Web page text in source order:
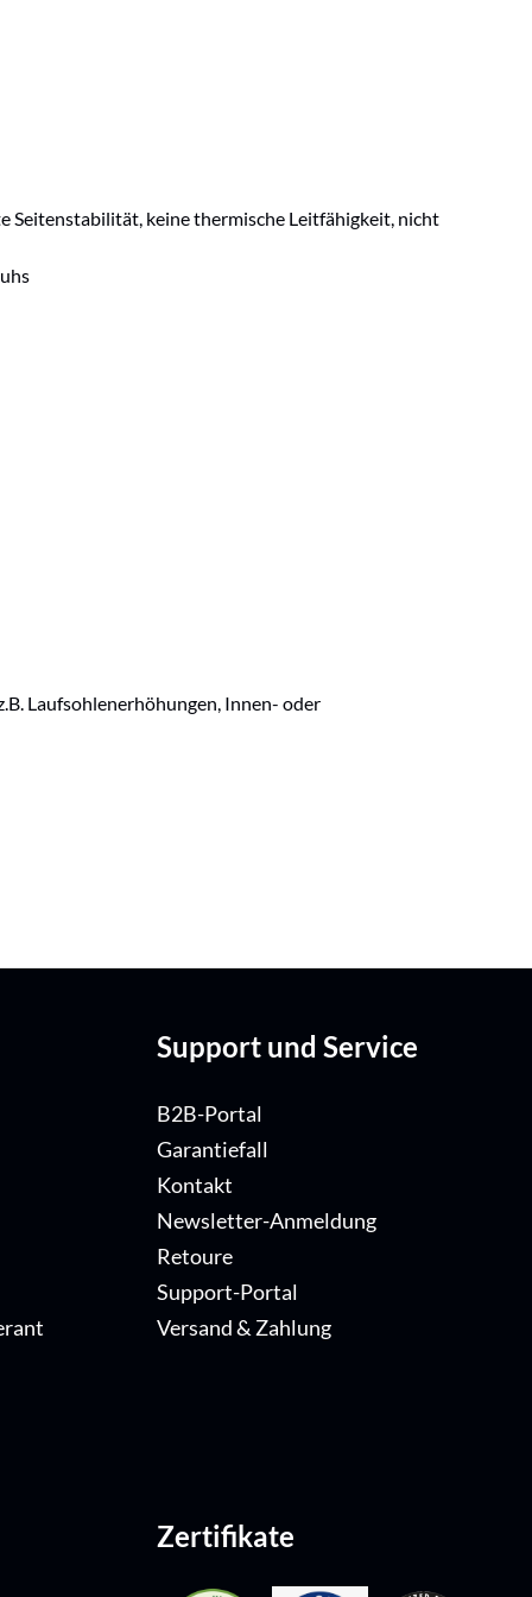
Seitenstabilität, keine thermische Leitfähigkeit, nicht
Laufsohlenerhöhungen, Innen- oder
Support und Service
B2B-Portal
Garantiefall
Kontakt
Newsletter-Anmeldung
Retoure
Support-Portal
Versand & Zahlung
Zertifikate